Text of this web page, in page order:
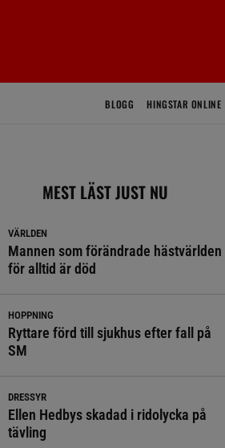
BLOGG HINGSTAR ONLINE
MEST LÄST JUST NU
VÄRLDEN
Mannen som förändrade hästvärlden
för alltid är död
HOPPNING
Ryttare förd till sjukhus efter fall på
SM
DRESSYR
Ellen Hedbys skadad i ridolycka på
tävling